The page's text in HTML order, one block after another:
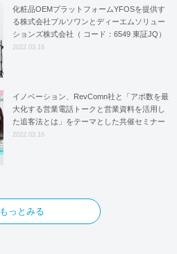
化粧品OEMプラットフォームYFOSを提供す
る株式会社プルソワンとディーエムソリュー
ションズ株式会社（ コード：6549 東証JQ）
はYFOSにおけるロジスティクスパートナー
2022.03.16
イノベーション、RevComn社と「アポ数を最
大化する営業電話トークと営業資料を活用し
た追客法とは」をテーマとした共催セミナー
を開催！
2022.03.16
もっとみる